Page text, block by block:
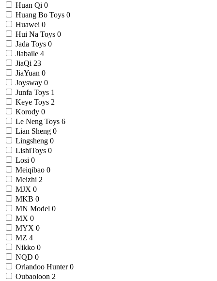
Huan Qi 0
Huang Bo Toys 0
Huawei 0
Hui Na Toys 0
Jada Toys 0
Jiabaile 4
JiaQi 23
JiaYuan 0
Joysway 0
Junfa Toys 1
Keye Toys 2
Korody 0
Le Neng Toys 6
Lian Sheng 0
Lingsheng 0
LishiToys 0
Losi 0
Meiqibao 0
Meizhi 2
MJX 0
MKB 0
MN Model 0
MX 0
MYX 0
MZ 4
Nikko 0
NQD 0
Orlandoo Hunter 0
Oubaoloon 2